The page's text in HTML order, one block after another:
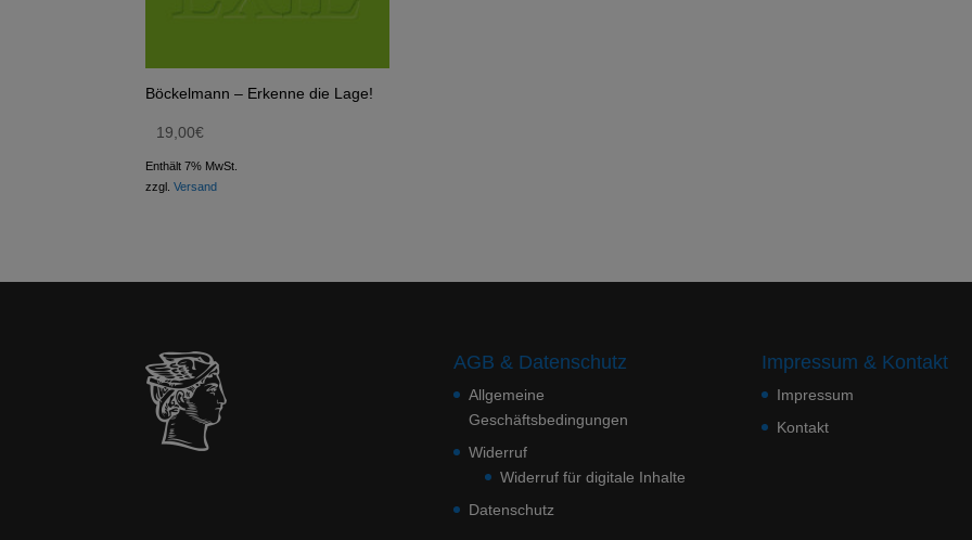
Böckelmann – Erkenne die Lage!
19,00€
Enthält 7% MwSt.
zzgl.Versand
AGB & Datenschutz
Allgemeine
Geschäftsbedingungen
Widerruf
Widerruf für digitale Inhalte
Datenschutz
Impressum & Kontakt
Impressum
Kontakt